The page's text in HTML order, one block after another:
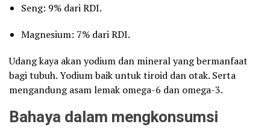
Seng: 9% dari RDI.
Magnesium: 7% dari RDI.
Udang kaya akan yodium dan mineral yang bermanfaat
bagi tubuh. Yodium baik untuk tiroid dan otak. Serta
mengandung asam lemak omega-6 dan omega-3.
Bahaya dalam mengkonsumsi